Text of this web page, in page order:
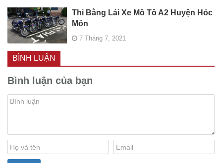
Thi Bằng Lái Xe Mô Tô A2 Huyện Hóc
Môn
7 Tháng 7, 2021
BÌNH LUẬN
Bình luận của bạn